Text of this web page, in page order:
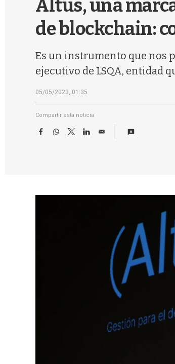
Altus, una
de blockchain:
Es un instrumento que nos
ejecutivo de LSQA, entidad
05/05/2023, 01:35
Compartir esta noticia
F
W
T
w
L
E